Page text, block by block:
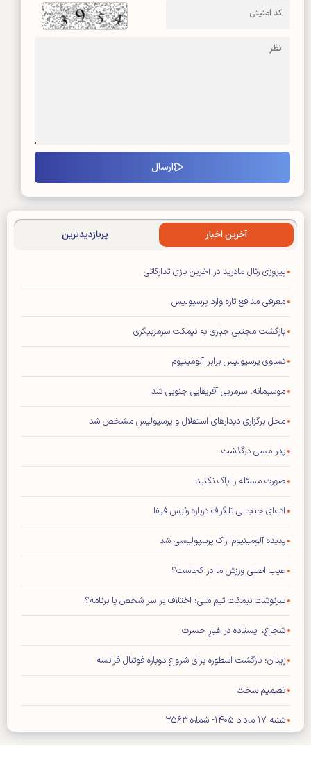
آخرین اخبار پربازدیدترین
پیروزی رئال مادرید در آخرین بازی تدارکاتی
معرفی مدافع تازه وارد پرسپولیس
بازگشت مجتبی جباری به نیمکت سرمربیگری
تساوی پرسپولیس برابر آلومینیوم
موسیمانه، سرمربی آفریقایی جنوبی شد
محل برگزاری دیدار‌های استقلال و پرسپولیس مشخص شد
پدر مسی درگذشت
صورت مسئله را پاک نکنید
ادعای جنجالی تلگراف درباره رئیس فیفا
پدیده آلومینیوم اراک پرسپولیسی شد
عیب اصلی ورزش ما در کجاست؟
سرنوشت نیمکت تیم ملی؛ اختلاف بر سر شخص یا برنامه؟
شجاع، ایستاده در غبارِ حسرت
زیدان؛ بازگشت اسطوره برای شروع دوباره فوتبال فرانسه
تصمیم سخت
شنبه ۱۷ مرداد ۱۴۰۵- شماره ۳۵۶۳